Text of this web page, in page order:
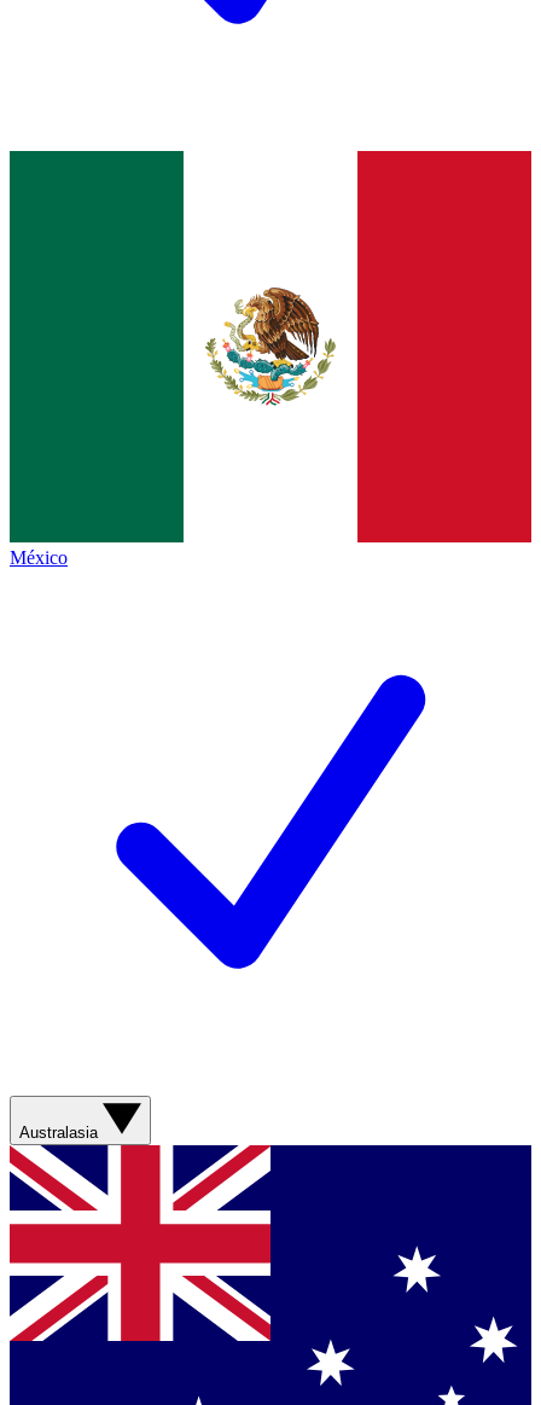
México
Australasia